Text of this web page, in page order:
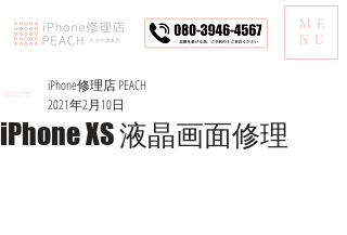
ME
NU
iPhone XS 液晶画面修理
iPhone修理店 PEACH
2021年2月10日